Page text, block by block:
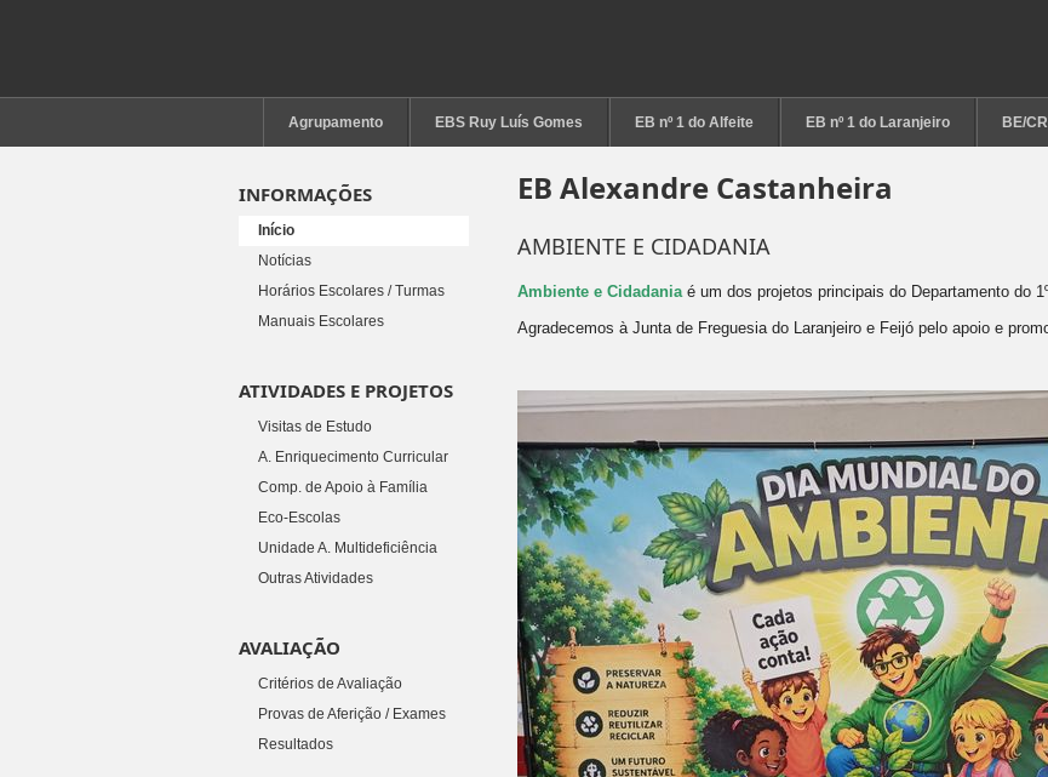
Agrupamento EBS Ruy Luís Gomes EB nº 1 do Alfeite EB nº 1 do Laranjeiro BE/
EB Alexandre Castanheira
AMBIENTE E CIDADANIA
Ambiente e Cidadaniaé um dos projetos principais do Departamento do
Agradecemos à Junta de Freguesia do Laranjeiro e Feijó pelo apoio e
INFORMAÇÕES
Início
Notícias
Horários Escolares / Turmas
Manuais Escolares
ATIVIDADES E PROJETOS
Visitas de Estudo
A. Enriquecimento Curricular
Comp. de Apoio à Família
Eco-Escolas
Unidade A. Multideficiência
Outras Atividades
AVALIAÇÃO
Critérios de Avaliação
Provas de Aferição / Exames
Resultados